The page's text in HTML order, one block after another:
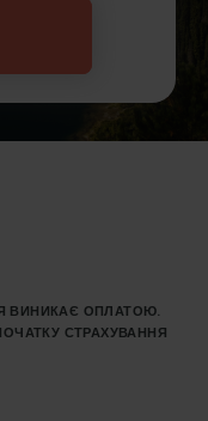
ВИНИКАЄ ОПЛАТОЮ.
СТРАХУВАННЯ